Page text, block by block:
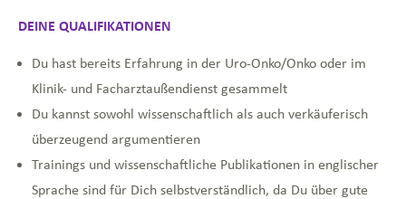
DEINE QUALIFIKATIONEN
Du hast bereits Erfahrung in der Uro-Onko/Onko oder im
Klinik- und Facharztaußendienst gesammelt
Du kannst sowohl wissenschaftlich als auch verkäuferisch
überzeugend argumentieren
Trainings und wissenschaftliche Publikationen in englischer
Sprache sind für Dich selbstverständlich, da Du über gute